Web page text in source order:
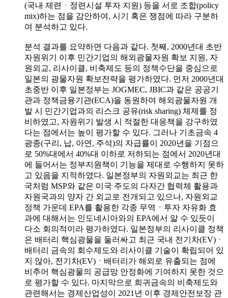
(국내 제련ㆍ정련시설 투자 지원) 등을 서로 조합(policy
mix)하는 점을 감안하여, 시기 혹은 쟁점에 따라 구분하
여 분석하고 있다.
분석 결과를 요약하면 다음과 같다. 첫째, 2000년대 초반
자원위기 이후 민간기업의 해외광물자원 확보 지원, 자
원외교, 리사이클, 비축제도 등의 정책수단을 중심으로
일본의 광물자원 확보전략을 평가하였다. 먼저 2000년대
초중반 이후 일본정부는 JOGMEC, JBIC과 같은 공공기
관과 정책금융기관(ECA)을 동원하여 해외광물자원 개
발 시 민간기업과의 리스크 공유(risk sharing) 체제를 정
비하였고, 자원위기 발생 시 적절한 대응책을 강구하였
다는 점에서는 높이 평가할 수 있다. 그러나 기초금속 4
광종(구리, 납, 아연, 주석)의 자급률이 2020년을 기점으
로 50%대에서 40%대 이하로 저하되는 점에서 2020년대
에 들어서는 정부지원책이 기능을 제대로 수행하지 못하
고 있음을 지적하였다. 일본정부의 자원외교는 최근 한
국처럼 MSP와 같은 미국 주도의 다자간 협력체 활용과
자원국과의 양자 간 외교로 전개되고 있으나, 자원외교
정책 가운데 EPA를 활용한 각종 무역ㆍ투자 자유화 효
과에 대해서는 인도네시아와의 EPA에서 알 수 있듯이
다소 회의적이라 평가하였다. 일본정부의 리사이클 정책
은 배터리 핵심광물을 둘러싸고 최근 국내 전기차(EV)ㆍ
배터리 금속의 회수제도와 리사이클 기술이 확립되어 있
지 않아, 전기차(EV)ㆍ배터리가 해외로 유출되는 점에
비추어 핵심광물의 공급망 안정화에 기여하지 못한 것으
로 평가할 수 있다. 마지막으로 희귀금속의 비축제도와
관련해서는 경제산업성이 2021년 이후 경제안전보장 관